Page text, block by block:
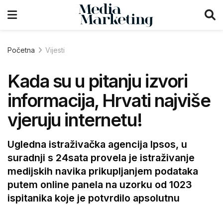
Početna Vijesti
Kada su u pitanju izvori
informacija, Hrvati najviše
vjeruju internetu!
Ugledna istraživačka agencija Ipsos, u
suradnji s 24sata provela je istraživanje
medijskih navika prikupljanjem podataka
putem online panela na uzorku od 1023
ispitanika koje je potvrdilo apsolutnu